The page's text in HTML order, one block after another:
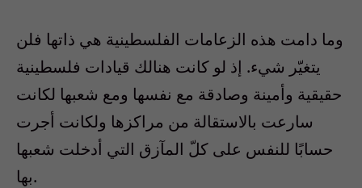
وما دامت هذه الزعامات الفلسطينية هي ذاتها فلن
يتغيّر شيء. إذ لو كانت هنالك قيادات فلسطينية
حقيقية وأمينة وصادقة مع نفسها ومع شعبها لكانت
سارعت بالاستقالة من مراكزها ولكانت أجرت
حسابًا للنفس على كلّ المآزق التي أدخلت شعبها
بها.